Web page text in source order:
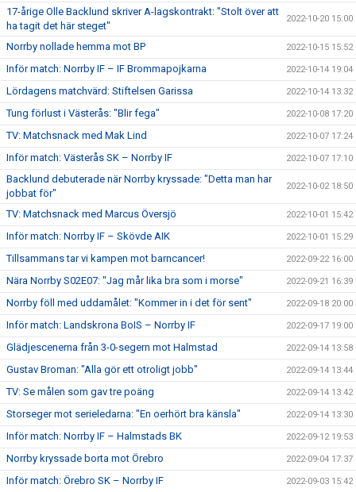
17-årige Olle Backlund skriver A-lagskontrakt: "Stolt över att
ha tagit det här steget"
2022-10-20 15:00
Norrby nollade hemma mot BP 2022-10-15 15:52
Inför match: Norrby IF – IF Brommapojkarna 2022-10-14 19:04
Lördagens matchvärd: Stiftelsen Garissa 2022-10-14 13:32
Tung förlust i Västerås: "Blir fega" 2022-10-08 17:20
TV: Matchsnack med Mak Lind 2022-10-07 17:24
Inför match: Västerås SK – Norrby IF 2022-10-07 17:10
Backlund debuterade när Norrby kryssade: "Detta man har
jobbat för"
2022-10-02 18:50
TV: Matchsnack med Marcus Översjö 2022-10-01 15:42
Inför match: Norrby IF – Skövde AIK 2022-10-01 15:29
Tillsammans tar vi kampen mot barncancer! 2022-09-22 16:00
Nära Norrby S02E07: "Jag mår lika bra som i morse" 2022-09-21 16:39
Norrby föll med uddamålet: "Kommer in i det för sent" 2022-09-18 20:00
Inför match: Landskrona BoIS – Norrby IF 2022-09-17 19:00
Glädjescenerna från 3-0-segern mot Halmstad 2022-09-14 13:58
Gustav Broman: "Alla gör ett otroligt jobb" 2022-09-14 13:44
TV: Se målen som gav tre poäng 2022-09-14 13:42
Storseger mot serieledarna: "En oerhört bra känsla" 2022-09-14 13:30
Inför match: Norrby IF – Halmstads BK 2022-09-12 19:53
Norrby kryssade borta mot Örebro 2022-09-04 17:37
Inför match: Örebro SK – Norrby IF 2022-09-03 15:42